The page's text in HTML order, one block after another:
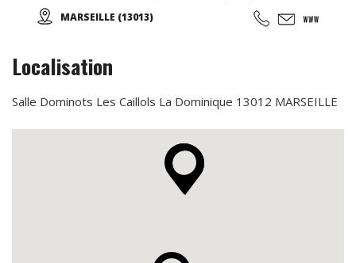
chorégraphiques. Cours de danse classique, modern-jazz,
hip-hop, break, ragga, orientale et zumba ... Cours de
MARSEILLE (13013)
Localisation
Salle Dominots Les Caillols La Dominique 13012 MARSEILLE